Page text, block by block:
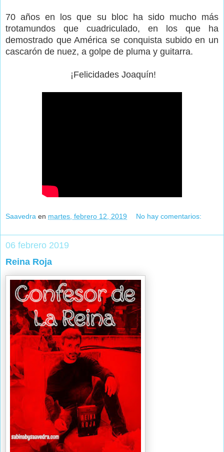
70 años en los que su bloc ha sido mucho más
trotamundos que cuadriculado, en los que ha
demostrado que América se conquista subido en un
cascarón de nuez, a golpe de pluma y guitarra.
¡Felicidades Joaquín!
Saavedra en martes, febrero 12, 2019 No hay comentarios:
06 febrero 2019
Reina Roja